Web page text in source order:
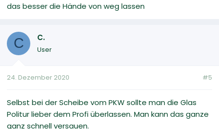
das besser die Hände von weg lassen
C C.
User
24. Dezember 2020 #5
Selbst bei der Scheibe vom PKW sollte man die Glas
Politur lieber dem Profi überlassen. Man kann das ganze
ganz schnell versauen.